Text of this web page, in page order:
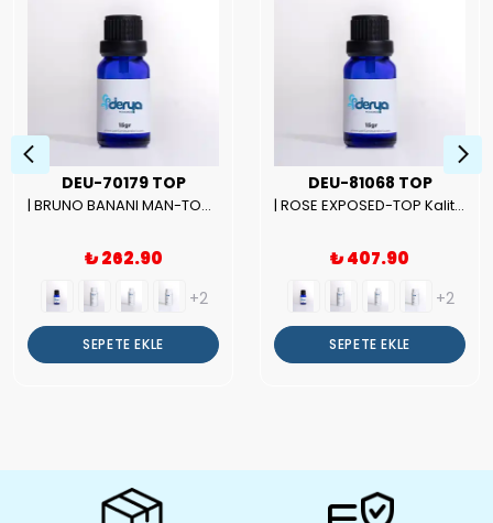
DEU-70179 TOP
| BRUNO BANANI MAN-TOP Kalite Erkek Parfüm Esansı.|
₺ 262.90
+2
SEPETE EKLE
DEU-81068 TOP
| ROSE EXPOSED-TOP Kalite Unısex Parfüm Esansı.|
₺ 407.90
+2
SEPETE EKLE